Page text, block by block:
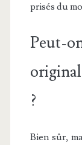
prisés du
Peut-
?
Bien sûr,